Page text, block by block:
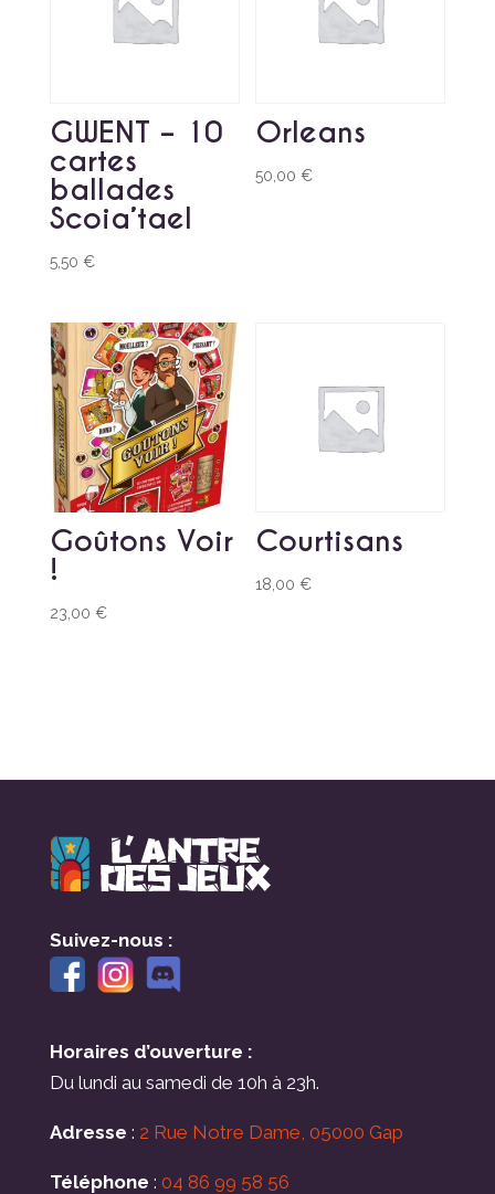
GWENT – 10
cartes
ballades
Scoia’tael
5,50 €
Orleans
50,00€
Goûtons Voir
!
23,00 €
Courtisans
18,00€
Suivez-nous :
Horaires d’ouverture :
Du lundi au samedi de 10h à 23h.
Adresse : 2 Rue Notre Dame, 05000 Gap
Téléphone : 04 86 99 58 56